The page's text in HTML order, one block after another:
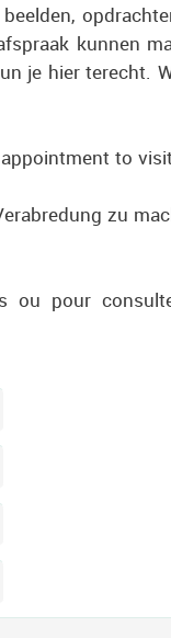
kunnen
je hier terecht.
to
zu
ou pour